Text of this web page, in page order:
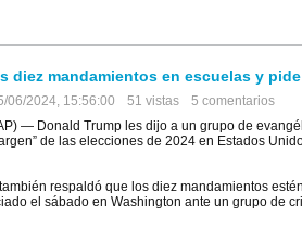
diez mandamientos en escuelas y
06/2024, 15:56:00 51 vistas
5 comentarios
— Donald Trump les dijo a un grupo de
de las elecciones de 2024 en Estados
respaldó que los diez mandamientos
el sábado en Washington ante un grupo de